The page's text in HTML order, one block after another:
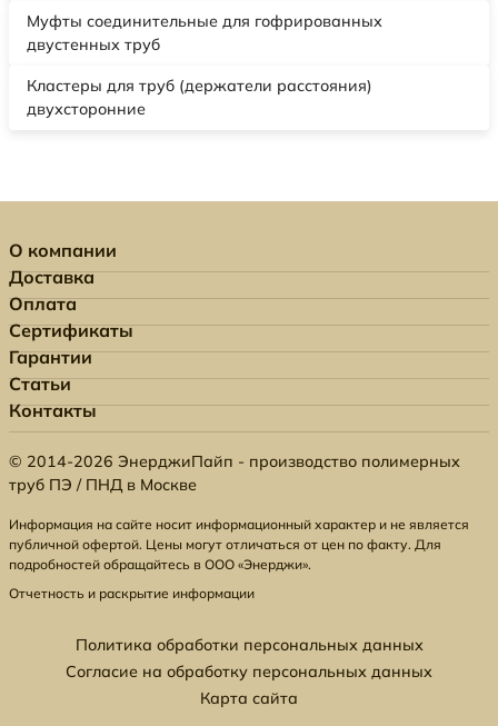
Муфты соединительные для гофрированных
двустенных труб
Кластеры для труб (держатели расстояния)
двухсторонние
О компании
Доставка
Оплата
Сертификаты
Гарантии
Статьи
Контакты
© 2014-2026 ЭнерджиПайп - производство полимерных
труб ПЭ / ПНД в Москве
Информация на сайте носит информационный характер и не является
публичной офертой. Цены могут отличаться от цен по факту. Для
подробностей обращайтесь в ООО «Энерджи».
Отчетность и раскрытие информации
Политика обработки персональных данных
Согласие на обработку персональных данных
Карта сайта